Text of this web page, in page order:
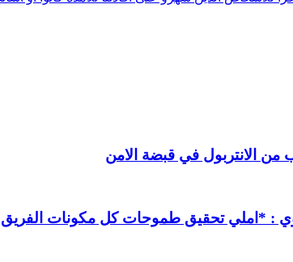
من الانتربول في قبضة الامن
: *املي تحقيق طموحات كل مكونات الفريق